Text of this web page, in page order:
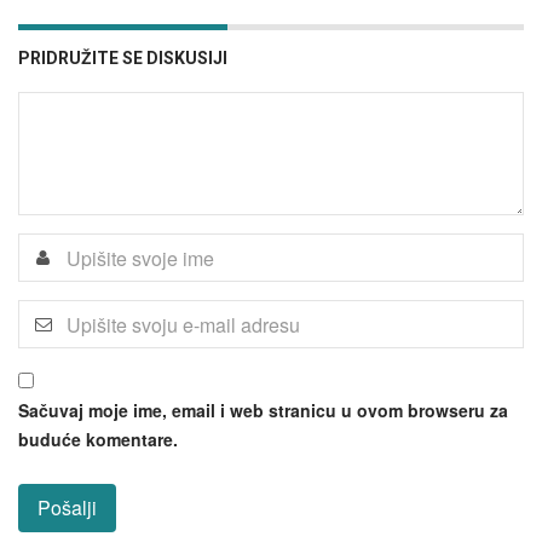
PRIDRUŽITE SE DISKUSIJI
Sačuvaj moje ime, email i web stranicu u ovom browseru za
buduće komentare.